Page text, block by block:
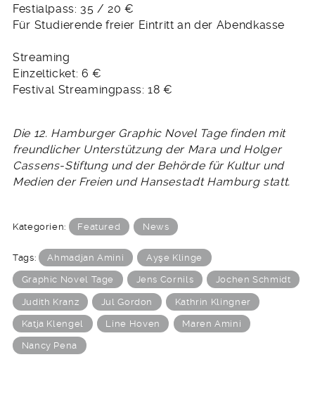
Festialpass: 35 / 20 €
Für Studierende freier Eintritt an der Abendkasse
Streaming
Einzelticket: 6 €
Festival Streamingpass: 18 €
Die 12. Hamburger Graphic Novel Tage finden mit
freundlicher Unterstützung der Mara und Holger
Cassens-Stiftung und der Behörde für Kultur und
Medien der Freien und Hansestadt Hamburg statt.
Kategorien: Featured News
Tags: Ahmadjan Amini Ayşe Klinge
Graphic Novel Tage Jens Cornils Jochen Schmidt
Judith Kranz Jul Gordon Kathrin Klingner
Katja Klengel Line Hoven Maren Amini
Nancy Pena